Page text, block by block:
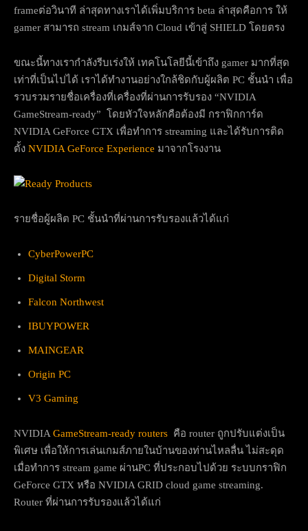
frameต่อวินาที ล่าสุดทางเราได้เพิ่มบริการ beta ล่าสุดคือการ ให้
gamer สามารถ stream เกมส์จาก Cloud เข้าสู่ SHIELD โดยตรง
ขณะนี้ทางเรากำลังรีบเร่งให้ เทคโนโลยีนี้เข้าถึง gamer มากที่สุด
เท่าที่เป็นไปได้ เราได้ทำงานอย่างใกล้ชิดกับผู้ผลิต PC ชั้นนำ เพื่อ
รวบรวมรายชื่อเครื่องที่เครื่องที่ผ่านการรับรอง “NVIDIA
GameStream-ready” โดยหัวใจหลักคือต้องมี กราฟิกการ์ด
NVIDIA GeForce GTX เพื่อทำการ streaming และได้รับการติด
ตั้ง NVIDIA GeForce Experience มาจากโรงงาน
รายชื่อผู้ผลิต PC ชั้นนำที่ผ่านการรับรองแล้วได้แก่
CyberPowerPC
Digital Storm
Falcon Northwest
IBUYPOWER
MAINGEAR
Origin PC
V3 Gaming
NVIDIAGameStream-ready routers คือ router ถูกปรับแต่งเป็น
พิเศษ เพื่อให้การเล่นเกมส์ภายในบ้านของท่านไหลลื่น ไม่สะดุด
เมื่อทำการ stream game ผ่านPC ที่ประกอบไปด้วย ระบบกราฟิก
GeForce GTX หรือ NVIDIA GRID cloud game streaming.
Router ที่ผ่านการรับรองแล้วได้แก่